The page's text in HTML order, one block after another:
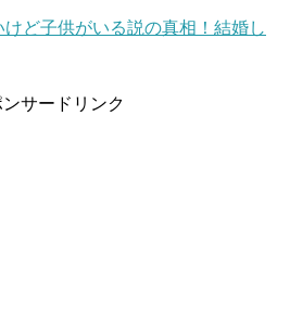
ど子供がいる説の真相！結婚し
ンサードリンク